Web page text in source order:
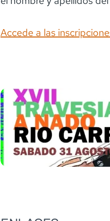
Accede a las